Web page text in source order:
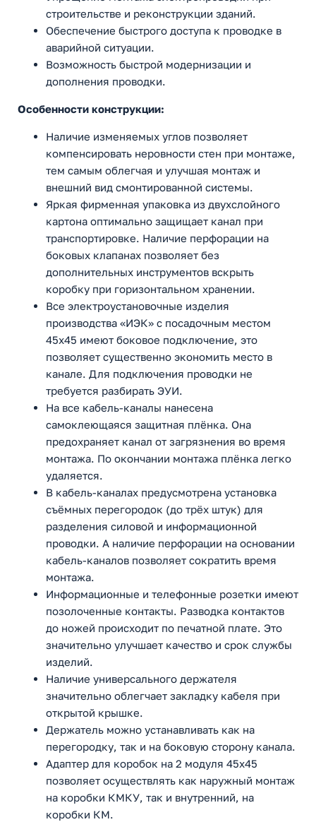
строительстве и реконструкции зданий.
Обеспечение быстрого доступа к проводке в
аварийной ситуации.
Возможность быстрой модернизации и
дополнения проводки.
Особенности конструкции:
Наличие изменяемых углов позволяет
компенсировать неровности стен при монтаже,
тем самым облегчая и улучшая монтаж и
внешний вид смонтированной системы.
Яркая фирменная упаковка из двухслойного
картона оптимально защищает канал при
транспортировке. Наличие перфорации на
боковых клапанах позволяет без
дополнительных инструментов вскрыть
коробку при горизонтальном хранении.
Все электроустановочные изделия
производства «ИЭК» с посадочным местом
45x45 имеют боковое подключение, это
позволяет существенно экономить место в
канале. Для подключения проводки не
требуется разбирать ЭУИ.
На все кабель-каналы нанесена
самоклеющаяся защитная плёнка. Она
предохраняет канал от загрязнения во время
монтажа. По окончании монтажа плёнка легко
удаляется.
В кабель-каналах предусмотрена установка
съёмных перегородок (до трёх штук) для
разделения силовой и информационной
проводки. А наличие перфорации на основании
кабель-каналов позволяет сократить время
монтажа.
Информационные и телефонные розетки имеют
позолоченные контакты. Разводка контактов
до ножей происходит по печатной плате. Это
значительно улучшает качество и срок службы
изделий.
Наличие универсального держателя
значительно облегчает закладку кабеля при
открытой крышке.
Держатель можно устанавливать как на
перегородку, так и на боковую сторону канала.
Адаптер для коробок на 2 модуля 45x45
позволяет осуществлять как наружный монтаж
на коробки КМКУ, так и внутренний, на
коробки КМ.